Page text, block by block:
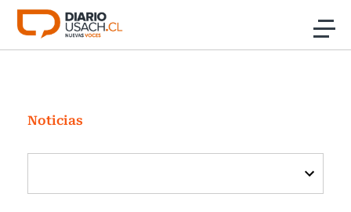
Click acá para ir directamente al contenido
Investigación
Cultura
Programas Radio y TV Usach
Noticias